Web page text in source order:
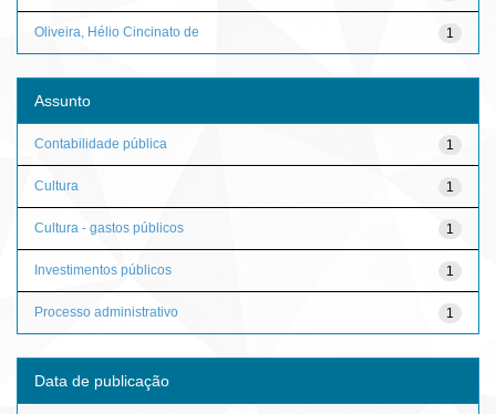
1
Oliveira, Hélio Cincinato de
Assunto
1
Contabilidade pública
1
Cultura
1
Cultura - gastos públicos
1
Investimentos públicos
1
Processo administrativo
Data de publicação